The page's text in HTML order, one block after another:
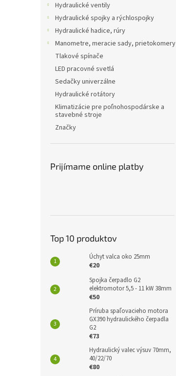
Hydraulické ventily
Hydraulické spojky a rýchlospojky
Hydraulické hadice, rúry
Manometre, meracie sady, prietokomery
Tlakové spínače
LED pracovné svetlá
Sedačky univerzálne
Hydraulické rotátory
Klimatizácie pre poľnohospodárske a
stavebné stroje
Značky
Prijímame online platby
Top 10 produktov
Úchyt valca oko 25mm
€20
Spojka čerpadlo G2
elektromotor 5,5 - 11 kW 38mm
€50
Príruba spaľovacieho motora
GX390 hydraulického čerpadla
G2
€73
Hydraulický valec výsuv 70mm,
40/22/70
€80